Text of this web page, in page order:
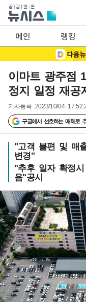
메인 랭킹
이마트 광주점
정지 일정 재공
기사등록 2023/10/04
구글에서 선호하는 매체로
"고객 불편 및 매
변경"
"추후 일자 확정
음"공시